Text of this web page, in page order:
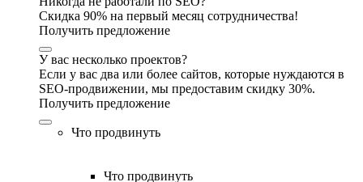
Скидка 90% на первый месяц сотрудничества!
Получить предложение
У вас несколько проектов?
Если у вас два или более сайтов, которые нуждаются в
SEO-продвижении, мы предоставим скидку 30%.
Получить предложение
Что продвинуть
Что продвинуть